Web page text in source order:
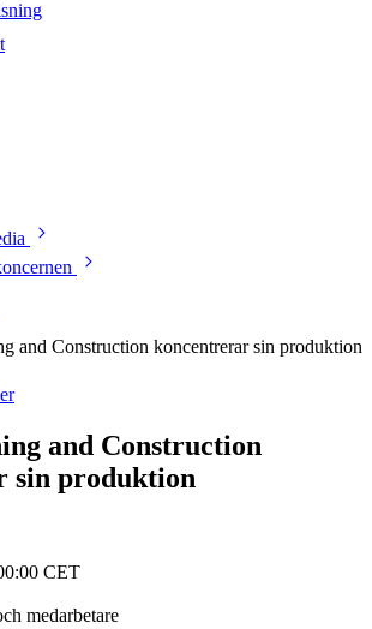
and Construction koncentrerar sin produktion
and Construction
sin produktion
CET
medarbetare